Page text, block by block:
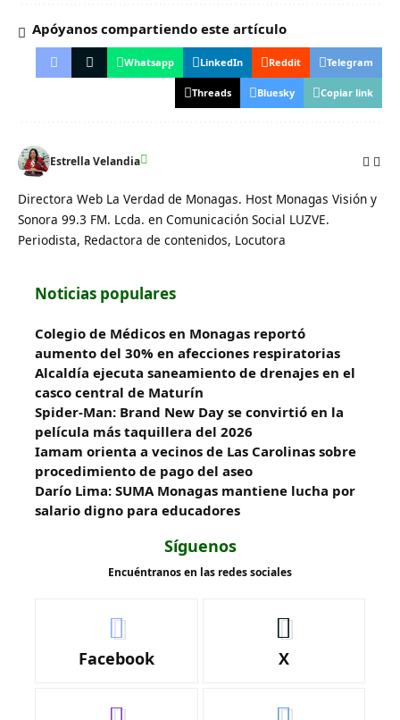
Apóyanos compartiendo este artículo
Whatsapp LinkedIn Reddit Telegram
Threads Bluesky Copiar link
Estrella Velandia
Directora Web La Verdad de Monagas. Host Monagas Visión y
Sonora 99.3 FM. Lcda. en Comunicación Social LUZVE.
Periodista, Redactora de contenidos, Locutora
Noticias populares
Colegio de Médicos en Monagas reportó
aumento del 30% en afecciones respiratorias
Alcaldía ejecuta saneamiento de drenajes en el
casco central de Maturín
Spider-Man: Brand New Day se convirtió en la
película más taquillera del 2026
Iamam orienta a vecinos de Las Carolinas sobre
procedimiento de pago del aseo
Darío Lima: SUMA Monagas mantiene lucha por
salario digno para educadores
Síguenos
Encuéntranos en las redes sociales
Facebook X